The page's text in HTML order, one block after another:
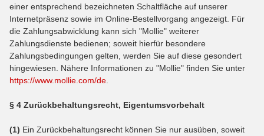
einer entsprechend bezeichneten Schaltfläche auf unserer
Internetpräsenz sowie im Online-Bestellvorgang angezeigt. Für
die Zahlungsabwicklung kann sich "Mollie" weiterer
Zahlungsdienste bedienen; soweit hierfür besondere
Zahlungsbedingungen gelten, werden Sie auf diese gesondert
hingewiesen. Nähere Informationen zu "Mollie" finden Sie unter
https://www.mollie.com/de
§ 4 Zurückbehaltungsrecht, Eigentumsvorbehalt
(1) Ein Zurückbehaltungsrecht können Sie nur ausüben, soweit